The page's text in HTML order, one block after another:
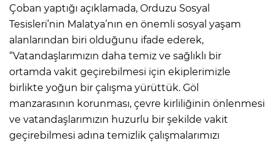
Çoban yaptığı açıklamada, Orduzu Sosyal
Tesisleri’nin Malatya’nın en önemli sosyal yaşam
alanlarından biri olduğunu ifade ederek,
“Vatandaşlarımızın daha temiz ve sağlıklı bir
ortamda vakit geçirebilmesi için ekiplerimizle
birlikte yoğun bir çalışma yürüttük. Göl
manzarasının korunması, çevre kirliliğinin önlenmesi
ve vatandaşlarımızın huzurlu bir şekilde vakit
geçirebilmesi adına temizlik çalışmalarımızı